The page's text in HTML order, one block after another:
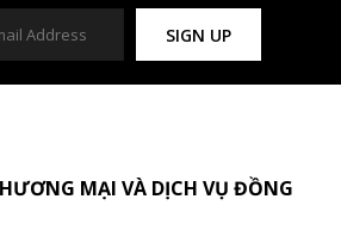
SIGN UP
MẠI VÀ DỊCH VỤ ĐỒNG